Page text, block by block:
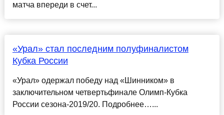
матча впереди в счет...
«Урал» стал последним полуфиналистом
Кубка России
«Урал» одержал победу над «Шинником» в
заключительном четвертьфинале Олимп-Кубка
России сезона-2019/20. Подробнее…...